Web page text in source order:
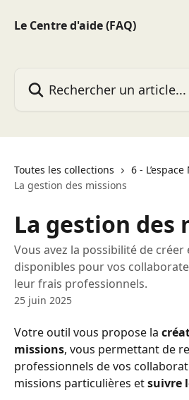
Le Centre d'aide (FAQ)
Toutes les collections
6 -
La gestion des missions
La gestion des
Vous avez la possibilité de
disponibles pour vos
leur frais professionnels.
25 juin 2025
Votre outil vous propose la
missions, vous permettant de
professionnels de vos
missions particulières et suivre